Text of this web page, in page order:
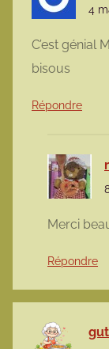
4
C’est génial
bisous
Répondre
Merci
Répondre
gut